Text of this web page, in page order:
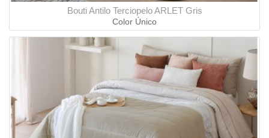
Bouti Antilo Terciopelo ARLET Gris
Color Único